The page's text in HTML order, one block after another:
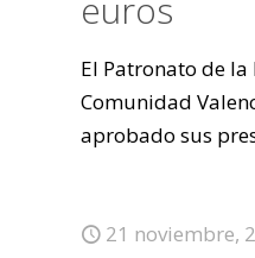
euros
El Patronato de
Comunidad
aprobado sus
21 noviembre,